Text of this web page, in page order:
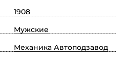
1908
Мужские
Механика Автоподзавод